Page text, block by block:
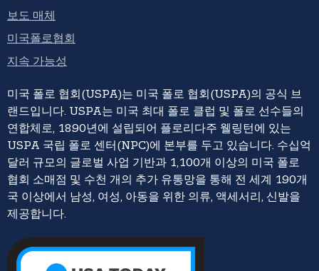
보도 매체
미국폴로협회
지속 가능성
미국 폴로 협회(USPA)는 미국 폴로 협회(USPA)의 공식 브
랜드입니다. USPA는 미국 최대 폴로 클럽 및 폴로 선수들의
연합체로, 1890년에 설립되어 플로리다주 웰링턴에 있는
USPA 국립 폴로 센터(NPC)에 본부를 두고 있습니다. 수십억
달러 규모의 글로벌 사업 기반과 1,100개 이상의 미국 폴로
협회 소매점 및 수천 개의 추가 유통망을 통해 전 세계 190개
국 이상에서 남성, 여성, 아동을 위한 의류, 액세서리, 신발을
제공합니다.